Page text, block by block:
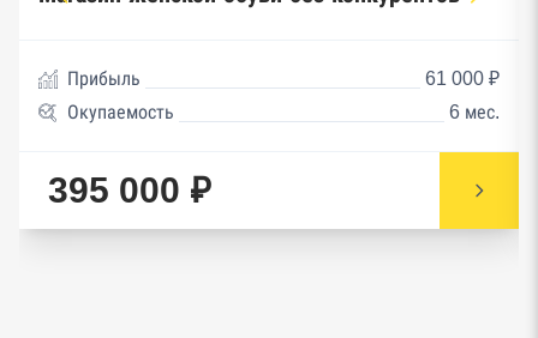
Прибыль
61 000 ₽
Окупаемость
6 мес.
395 000 ₽